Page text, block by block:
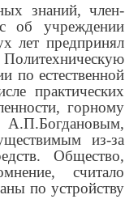
знаний, член-
об учреждении
лет предпринял
по естественной
практических
горному
из-за
Общество,
считало
по устройству